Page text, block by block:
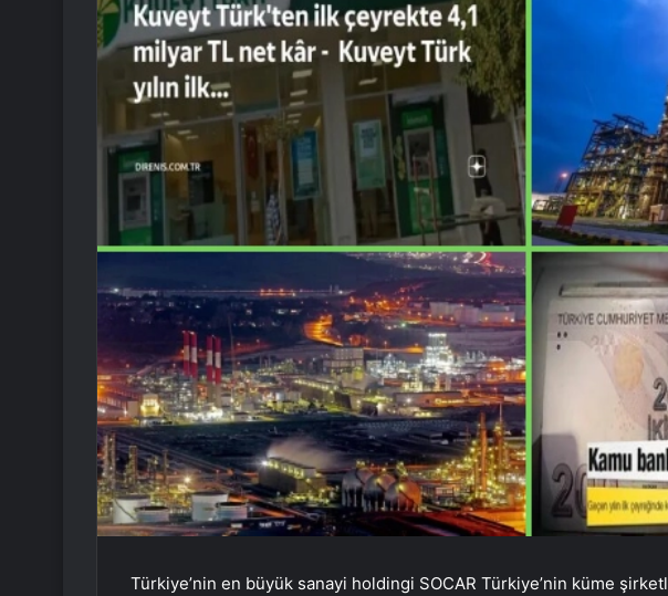
Türkiye’nin en büyük sanayi holdingi SOCAR Türkiye’nin küme